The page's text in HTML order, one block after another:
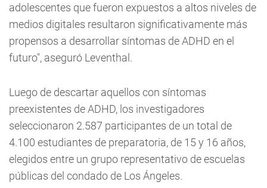
adolescentes que fueron expuestos a altos niveles de
medios digitales resultaron significativamente más
propensos a desarrollar síntomas de ADHD en el
futuro", aseguró Leventhal.
Luego de descartar aquellos con síntomas
preexistentes de ADHD, los investigadores
seleccionaron 2.587 participantes de un total de
4.100 estudiantes de preparatoria, de 15 y 16 años,
elegidos entre un grupo representativo de escuelas
públicas del condado de Los Ángeles.